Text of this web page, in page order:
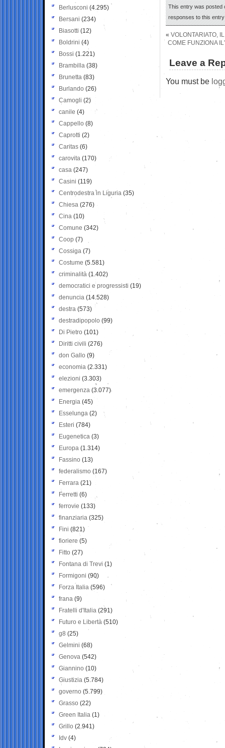
This entry was posted
responses to this
« VOLONTARIATO,
COME FUNZIONA
Leave a
You must be
Berlusconi (4.295)
Bersani (234)
Biasotti (12)
Boldrini (4)
Bossi (1.221)
Brambilla (38)
Brunetta (83)
Burlando (26)
Camogli (2)
canile (4)
Cappello (8)
Caprotti (2)
Caritas (6)
carovita (170)
casa (247)
Casini (119)
Centrodestra in Liguria (35)
Chiesa (276)
Cina (10)
Comune (342)
Coop (7)
Cossiga (7)
Costume (5.581)
criminalità (1.402)
democratici e progressisti (19)
denuncia (14.528)
destra (573)
destradipopolo (99)
Di Pietro (101)
Diritti civili (276)
don Gallo (9)
economia (2.331)
elezioni (3.303)
emergenza (3.077)
Energia (45)
Esselunga (2)
Esteri (784)
Eugenetica (3)
Europa (1.314)
Fassino (13)
federalismo (167)
Ferrara (21)
Ferretti (6)
ferrovie (133)
finanziaria (325)
Fini (821)
fioriere (5)
Fitto (27)
Fontana di Trevi (1)
Formigoni (90)
Forza Italia (596)
frana (9)
Fratelli d'Italia (291)
Futuro e Libertà (510)
g8 (25)
Gelmini (68)
Genova (542)
Giannino (10)
Giustizia (5.784)
governo (5.799)
Grasso (22)
Green Italia (1)
Grillo (2.941)
Idv (4)